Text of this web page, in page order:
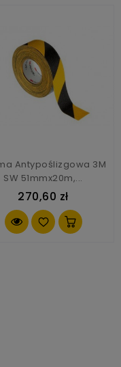
Antypoślizgowa 3M
SW 51mmx20m,...
270,60 zł